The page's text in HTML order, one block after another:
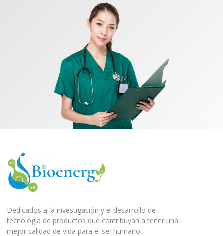
Dedicados a la investigación y el desarrollo de
tecnología de productos que contribuyan a tener una
mejor calidad de vida para el ser humano .